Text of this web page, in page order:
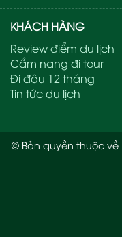
KHÁCH HÀNG
Review điểm du lịch
Cẩm nang đi tour
Đi đâu 12 tháng
Tin tức du lịch
© Bản quyền thuộc về